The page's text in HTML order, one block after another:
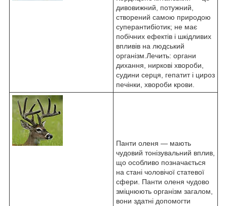
дивовижний, потужний,
створений самою природою
суперантибіотик; не має
побічних ефектів і шкідливих
впливів на людський
організм.Лечить: органи
дихання, ниркові хвороби,
судини серця, гепатит і цироз
печінки, хвороби крови.
Панти оленя ― мають
чудовий тонізувальний вплив,
що особливо позначається
на стані чоловічої статевої
сфери. Панти оленя чудово
зміцнюють організм загалом,
вони здатні допомогти